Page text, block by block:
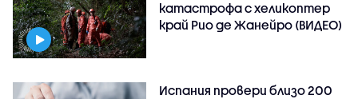
катастрофа с хеликоптер
край Рио де Жанейро (ВИДЕО)
Испания провери близо 200